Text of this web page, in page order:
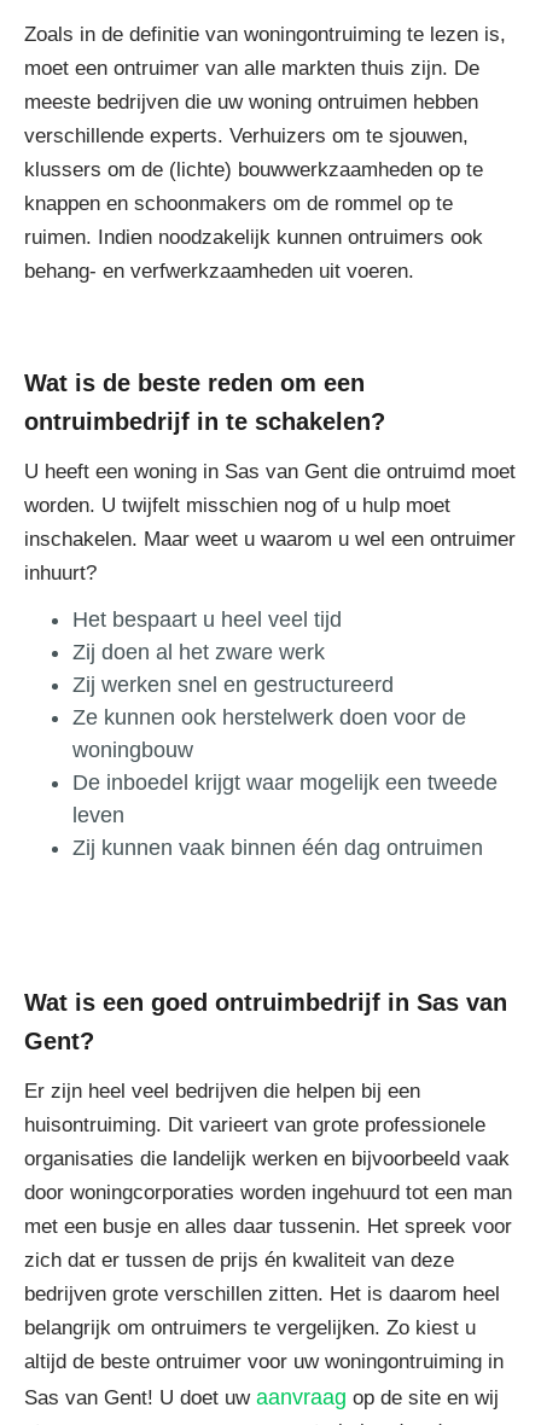
Zoals in de definitie van woningontruiming te lezen is,
moet een ontruimer van alle markten thuis zijn. De
meeste bedrijven die uw woning ontruimen hebben
verschillende experts. Verhuizers om te sjouwen,
klussers om de (lichte) bouwwerkzaamheden op te
knappen en schoonmakers om de rommel op te
ruimen. Indien noodzakelijk kunnen ontruimers ook
behang- en verfwerkzaamheden uit voeren.
Wat is de beste reden om een
ontruimbedrijf in te schakelen?
U heeft een woning in Sas van Gent die ontruimd moet
worden. U twijfelt misschien nog of u hulp moet
inschakelen. Maar weet u waarom u wel een ontruimer
inhuurt?
Het bespaart u heel veel tijd
Zij doen al het zware werk
Zij werken snel en gestructureerd
Ze kunnen ook herstelwerk doen voor de
woningbouw
De inboedel krijgt waar mogelijk een tweede
leven
Zij kunnen vaak binnen één dag ontruimen
Wat is een goed ontruimbedrijf in Sas van
Gent?
Er zijn heel veel bedrijven die helpen bij een
huisontruiming. Dit varieert van grote professionele
organisaties die landelijk werken en bijvoorbeeld vaak
door woningcorporaties worden ingehuurd tot een man
met een busje en alles daar tussenin. Het spreek voor
zich dat er tussen de prijs én kwaliteit van deze
bedrijven grote verschillen zitten. Het is daarom heel
belangrijk om ontruimers te vergelijken. Zo kiest u
altijd de beste ontruimer voor uw woningontruiming in
Sas van Gent! U doet uw aanvraag op de site en wij